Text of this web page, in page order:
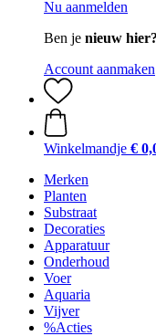
Nu aanmelden
Ben je nieuw hier?
Account aanmaken
Winkelmandje €
Merken
Planten
Substraat
Decoraties
Apparatuur
Onderhoud
Voer
Aquaria
Vijver
%Acties